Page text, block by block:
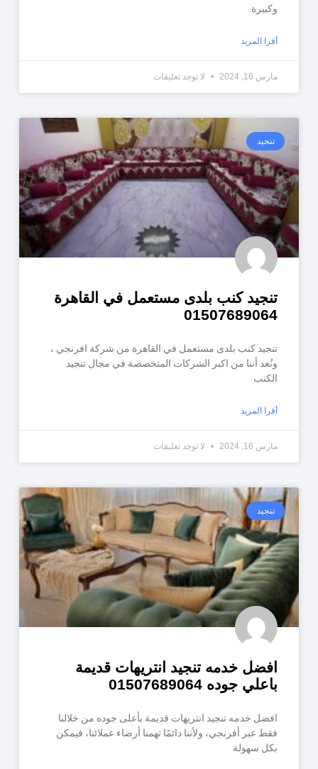
وكبيرة
أقرا المزيد
مارس 16, 2024 لا توجد تعليقات
تنجيد
تنجيد كنب بلدى مستعمل في القاهرة
01507689064
تنجيد كنب بلدى مستعمل في القاهرة من شركة افرنجي ،
ونُعد أننا من اكبر الشركات المتخصصة في مجال تنجيد
الكنب
أقرا المزيد
مارس 16, 2024 لا توجد تعليقات
تنجيد
افضل خدمه تنجيد انتريهات قديمة
باعلي جوده 01507689064
افضل خدمه تنجيد انتريهات قديمة بأعلى جوده من خلالنا
فقط عبر أفرنجي، ولأننا دائمًا تهمنا أرضاء عملائنا، فيمكن
بكل سهولة